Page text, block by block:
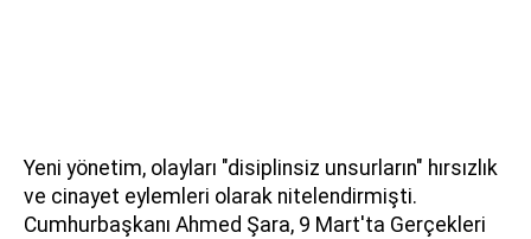
Yeni yönetim, olayları "disiplinsiz unsurların" hırsızlık
ve cinayet eylemleri olarak nitelendirmişti.
Cumhurbaşkanı Ahmed Şara, 9 Mart'ta Gerçekleri